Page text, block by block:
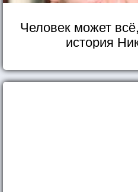
Человек может
история